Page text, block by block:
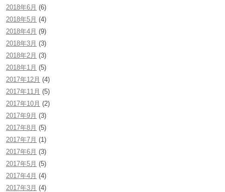
2018年6月 (6)
2018年5月 (4)
2018年4月 (9)
2018年3月 (3)
2018年2月 (3)
2018年1月 (5)
2017年12月 (4)
2017年11月 (5)
2017年10月 (2)
2017年9月 (3)
2017年8月 (5)
2017年7月 (1)
2017年6月 (3)
2017年5月 (5)
2017年4月 (4)
2017年3月 (4)